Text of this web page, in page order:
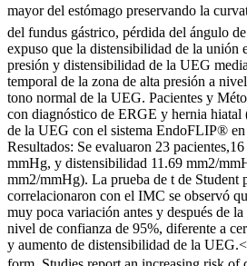
mayor del estómago preservando la
del fundus gástrico, pérdida del ángulo
expuso que la distensibilidad de la unión
presión y distensibilidad de la UEG
temporal de la zona de alta presión a
tono normal de la UEG. Pacientes y
con diagnóstico de ERGE y hernia
de la UEG con el sistema EndoFLIP®
Resultados: Se evaluaron 23
mmHg, y distensibilidad 11.69 mm2/
mm2/mmHg). La prueba de t de Student
correlacionaron con el IMC se observó
muy poca variación antes y después de
nivel de confianza de 95%, diferente a
y aumento de distensibilidad de la